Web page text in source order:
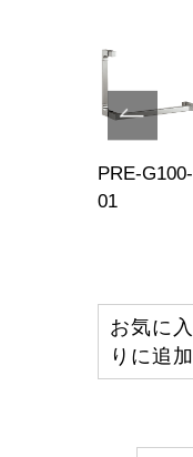
PRE-G100-
01
お気に入
りに追加